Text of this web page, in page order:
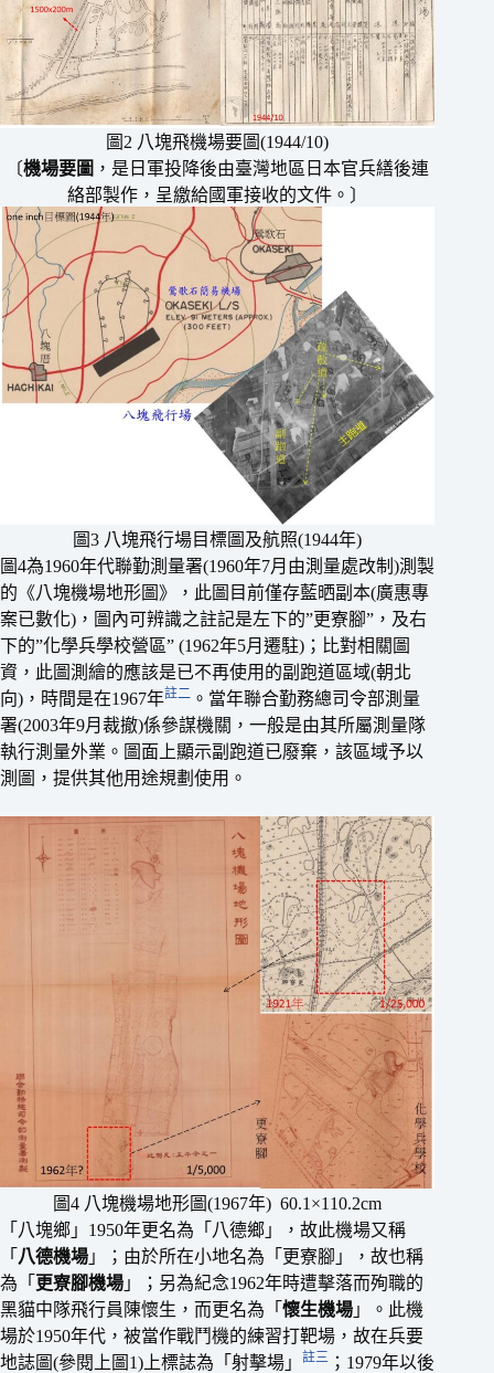
圖2 八塊飛機場要圖(1944/10)
〔機場要圖 ，是日軍投降後由臺灣地區日本官兵繕後連
絡部製作，呈繳給國軍接收的文件。〕
圖3 八塊飛行場目標圖及航照(1944年)
圖4為1960年代聯勤測量署(1960年7月由測量處改制)測製
的《八塊機場地形圖》，此圖目前僅存藍晒副本(廣惠專
案已數化)，圖內可辨識之註記是左下的”更寮腳”，及右
下的”化學兵學校營區” (1962年5月遷駐)；比對相關圖
資，此圖測繪的應該是已不再使用的副跑道區域(朝北
向)，時間是在1967年註二 。當年聯合勤務總司令部測量
署(2003年9月裁撤)係參謀機關，一般是由其所屬測量隊
執行測量外業。圖面上顯示副跑道已廢棄，該區域予以
測圖，提供其他用途規劃使用。
圖4 八塊機場地形圖(1967年) 60.1×110.2cm
「八塊鄉」1950年更名為「八德鄉」，故此機場又稱
「 八德機場 」；由於所在小地名為「更寮腳」，故也稱
為「 更寮腳機場 」；另為紀念1962年時遭擊落而殉職的
黑貓中隊飛行員陳懷生，而更名為「 懷生機場 」。此機
場於1950年代，被當作戰鬥機的練習打靶場，故在兵要
地誌圖(參閱上圖1)上標誌為「射擊場」
註三 ；1979年以後